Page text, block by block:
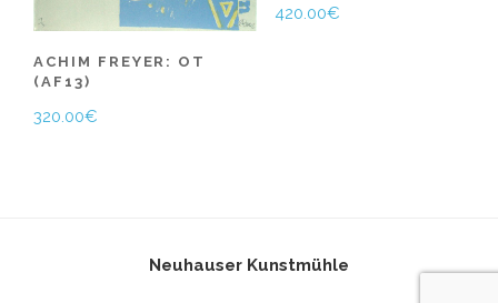
ACHIM FREYER: OT
(AF13)
320.00€
420.00€
Neuhauser Kunstmühle